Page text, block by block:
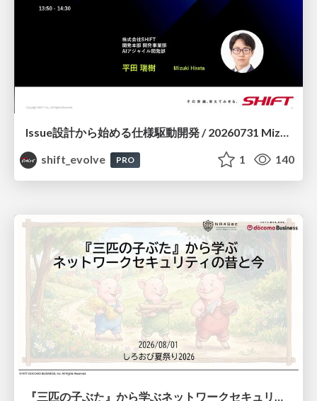
Issue設計から始める仕様駆動開発 / 20260731 Mizuki Hirata
shift_evolve
PRO 1 140